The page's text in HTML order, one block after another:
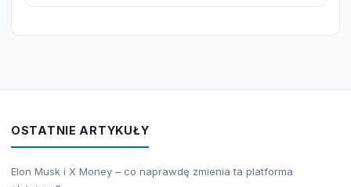
OSTATNIE ARTYKUŁY
Elon Musk i X Money – co naprawdę zmienia ta platforma